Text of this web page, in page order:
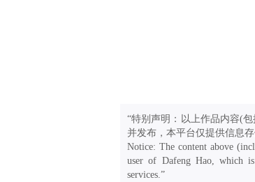
“特别声明：以上作品内容(
并发布，本平台仅提供信息存
Notice: The content above
user of Dafeng Hao, which
services.”